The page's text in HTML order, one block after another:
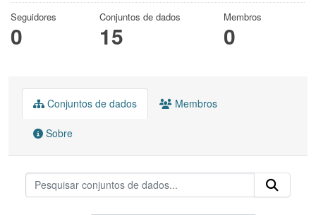
Seguidores
0
Conjuntos de dados
15
Membros
0
Conjuntos de dados Membros
Sobre